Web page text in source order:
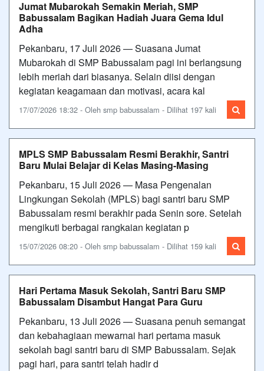
Jumat Mubarokah Semakin Meriah, SMP
Babussalam Bagikan Hadiah Juara Gema Idul
Adha
Pekanbaru, 17 Juli 2026 — Suasana Jumat
Mubarokah di SMP Babussalam pagi ini berlangsung
lebih meriah dari biasanya. Selain diisi dengan
kegiatan keagamaan dan motivasi, acara kal
17/07/2026 18:32 - Oleh smp babussalam - Dilihat 197 kali
MPLS SMP Babussalam Resmi Berakhir, Santri
Baru Mulai Belajar di Kelas Masing-Masing
Pekanbaru, 15 Juli 2026 — Masa Pengenalan
Lingkungan Sekolah (MPLS) bagi santri baru SMP
Babussalam resmi berakhir pada Senin sore. Setelah
mengikuti berbagai rangkaian kegiatan p
15/07/2026 08:20 - Oleh smp babussalam - Dilihat 159 kali
Hari Pertama Masuk Sekolah, Santri Baru SMP
Babussalam Disambut Hangat Para Guru
Pekanbaru, 13 Juli 2026 — Suasana penuh semangat
dan kebahagiaan mewarnai hari pertama masuk
sekolah bagi santri baru di SMP Babussalam. Sejak
pagi hari, para santri telah hadir d